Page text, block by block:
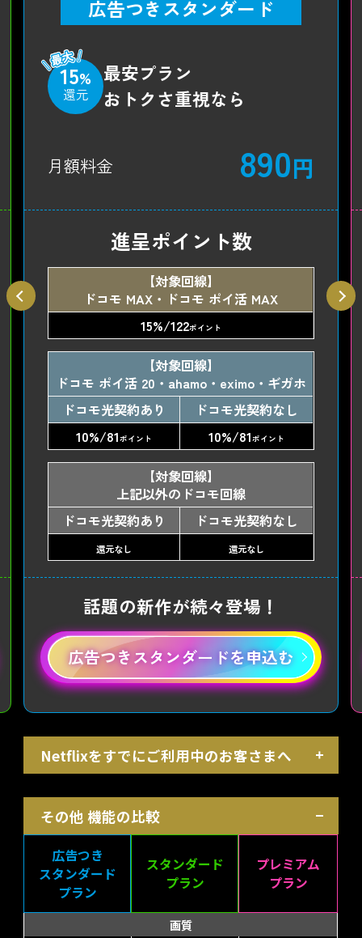
広告つきスタンダード
15%
還元
最安プラン
おトクさ重視なら
月額料金 890円
進呈ポイント数
【対象回線】
ドコモ MAX・ドコモ ポイ活 MAX
15%/122ポイント
【対象回線】
ドコモ ポイ活 20・ahamo・eximo・ギガホ
ドコモ光契約あり
ドコモ光契約なし
10%/81ポイント 10%/81ポイント
【対象回線】
上記以外のドコモ回線
ドコモ光契約あり
ドコモ光契約なし
還元なし 還元なし
話題の新作が続々登場！
広告つきスタンダードを申込む
Netflixをすでにご利用中のお客さまへ
その他 機能の比較
広告つき
スタンダード
プラン
スタンダード
プラン
プレミアム
プラン
画質